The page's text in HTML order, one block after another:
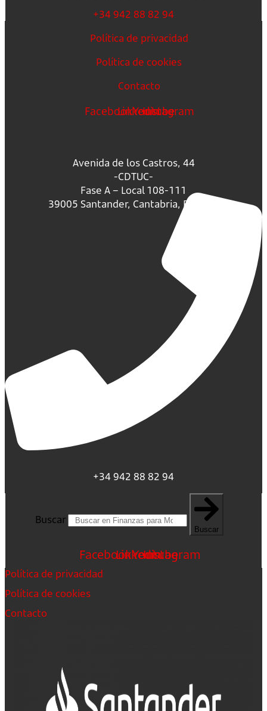
+34 942 88 82 94
Política de privacidad
Política de cookies
Contacto
FacebookLinkedin
Youtube
Instagram
Avenida de los Castros, 44
-CDTUC-
Fase A – Local 108-111
39005 Santander, Cantabria, España.
+34 942 88 82 94
Buscar
Buscar
FacebookLinkedin
Youtube
Instagram
Política de privacidad
Política de cookies
Contacto